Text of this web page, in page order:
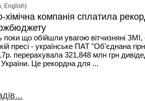
English)
хімічна компанія сплатила
що обійшли увагою вітчизняні ЗМІ,
пресі - українське ПАТ "Об'єднана
перерахувала 321,848 млн грн
Це рекордна для ...